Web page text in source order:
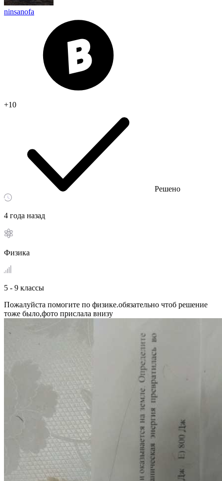
ninsanofa
+10
Решено
4 года назад
Физика
5 - 9 классы
Пожалуйста помогите по физике.обязательно чтоб решение
тоже было,фото прислала внизу